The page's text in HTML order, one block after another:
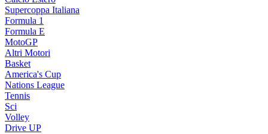
Supercoppa Italiana
Formula 1
Formula E
MotoGP
Altri Motori
Basket
America's Cup
Nations League
Tennis
Sci
Volley
Drive UP